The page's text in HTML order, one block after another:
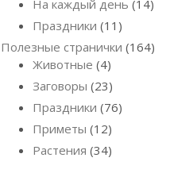
На каждый день (14)
Праздники (11)
Полезные странички (164)
Животные (4)
Заговоры (23)
Праздники (76)
Приметы (12)
Растения (34)